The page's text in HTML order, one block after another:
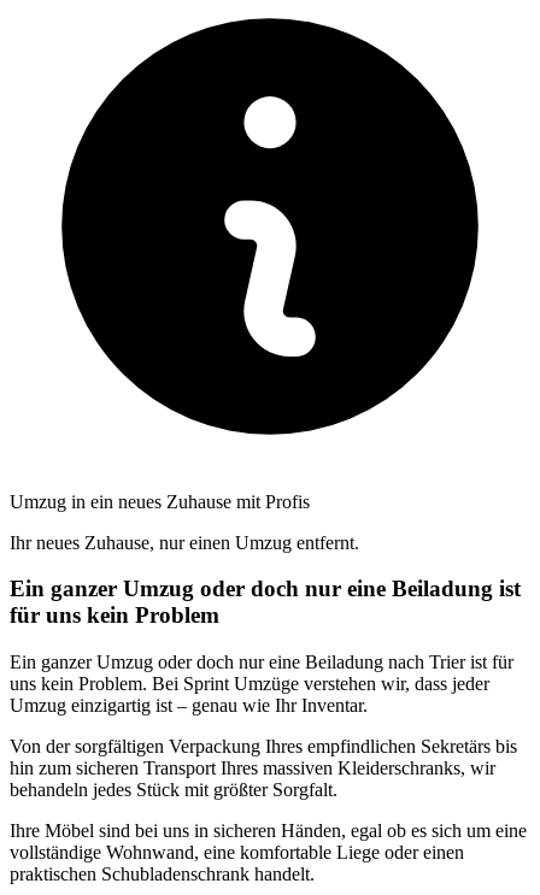
Umzug in ein neues Zuhause mit Profis
Ihr neues Zuhause, nur einen Umzug entfernt.
Ein ganzer Umzug oder doch nur eine Beiladung ist
für uns kein Problem
Ein ganzer Umzug oder doch nur eine Beiladung nach Trier ist für
uns kein Problem. Bei Sprint Umzüge verstehen wir, dass jeder
Umzug einzigartig ist – genau wie Ihr Inventar.
Von der sorgfältigen Verpackung Ihres empfindlichen Sekretärs bis
hin zum sicheren Transport Ihres massiven Kleiderschranks, wir
behandeln jedes Stück mit größter Sorgfalt.
Ihre Möbel sind bei uns in sicheren Händen, egal ob es sich um eine
vollständige Wohnwand, eine komfortable Liege oder einen
praktischen Schubladenschrank handelt.